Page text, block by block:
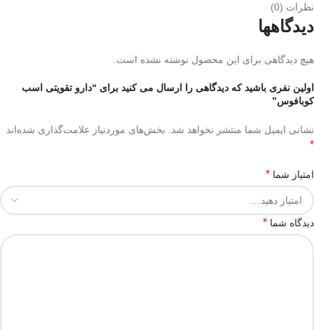
نظرات (0)
دیدگاهها
هیچ دیدگاهی برای این محصول نوشته نشده است.
اولین نفری باشید که دیدگاهی را ارسال می کنید برای “دارو تقویتی اسب
کوبافوس”
نشانی ایمیل شما منتشر نخواهد شد. بخش‌های موردنیاز علامت‌گذاری شده‌اند
*
امتیاز شما *
دیدگاه شما *